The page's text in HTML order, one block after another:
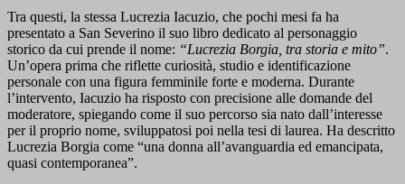
Tra questi, la stessa Lucrezia Iacuzio, che pochi mesi fa ha
presentato a San Severino il suo libro dedicato al personaggio
storico da cui prende il nome: “Lucrezia Borgia, tra storia e mito”.
Un’opera prima che riflette curiosità, studio e identificazione
personale con una figura femminile forte e moderna. Durante
l’intervento, Iacuzio ha risposto con precisione alle domande del
moderatore, spiegando come il suo percorso sia nato dall’interesse
per il proprio nome, sviluppatosi poi nella tesi di laurea. Ha descritto
Lucrezia Borgia come “una donna all’avanguardia ed emancipata,
quasi contemporanea”.